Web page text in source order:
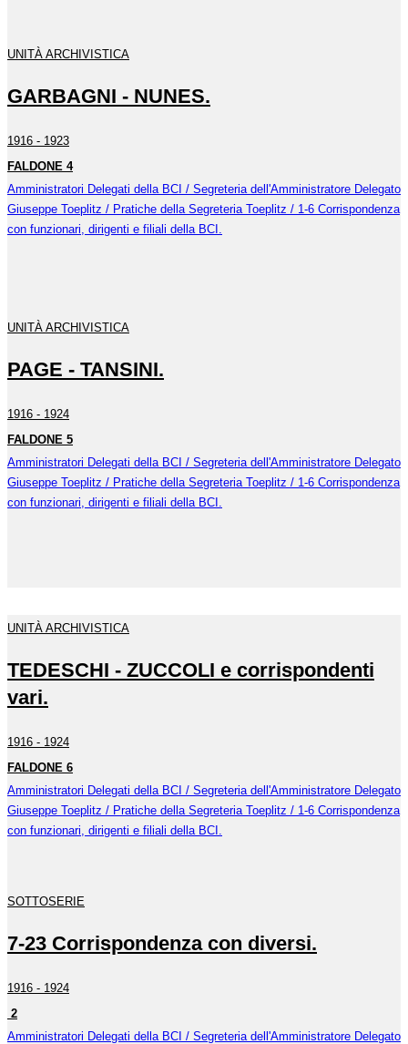
UNITÀ ARCHIVISTICA
GARBAGNI - NUNES.
1916 - 1923
FALDONE 4
Amministratori Delegati della BCI / Segreteria dell'Amministratore Delegato
Giuseppe Toeplitz / Pratiche della Segreteria Toeplitz / 1-6 Corrispondenza
con funzionari, dirigenti e filiali della BCI.
UNITÀ ARCHIVISTICA
PAGE - TANSINI.
1916 - 1924
FALDONE 5
Amministratori Delegati della BCI / Segreteria dell'Amministratore Delegato
Giuseppe Toeplitz / Pratiche della Segreteria Toeplitz / 1-6 Corrispondenza
con funzionari, dirigenti e filiali della BCI.
UNITÀ ARCHIVISTICA
TEDESCHI - ZUCCOLI e corrispondenti
vari.
1916 - 1924
FALDONE 6
Amministratori Delegati della BCI / Segreteria dell'Amministratore Delegato
Giuseppe Toeplitz / Pratiche della Segreteria Toeplitz / 1-6 Corrispondenza
con funzionari, dirigenti e filiali della BCI.
SOTTOSERIE
7-23 Corrispondenza con diversi.
1916 - 1924
2
Amministratori Delegati della BCI / Segreteria dell'Amministratore Delegato